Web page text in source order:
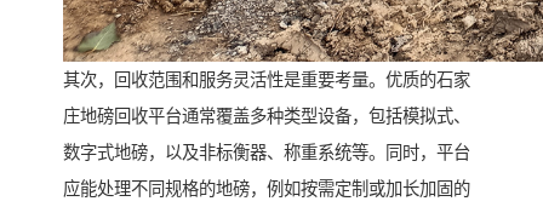
其次，回收范围和服务灵活性是重要考量。优质的石家
庄地磅回收平台通常覆盖多种类型设备，包括模拟式、
数字式地磅，以及非标衡器、称重系统等。同时，平台
应能处理不同规格的地磅，例如按需定制或加长加固的